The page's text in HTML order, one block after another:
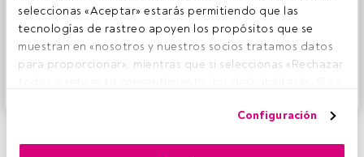
seleccionas «Aceptar» estarás permitiendo que las
tecnologías de rastreo apoyen los propósitos que se
muestran en «nosotros y nuestros socios tratamos datos
para proporcionar», mientras que si seleccionas «Rechazar
anuncios que ves podrían dejar de ser relevantes para ti.
Configuración
de FundsPeople. Si ya estás registrado, accede desde el
botón Login. Si aún no tienes cuenta, te invitamos a
registrarte y disfrutar de todo el universo que ofrece
FundsPeople.